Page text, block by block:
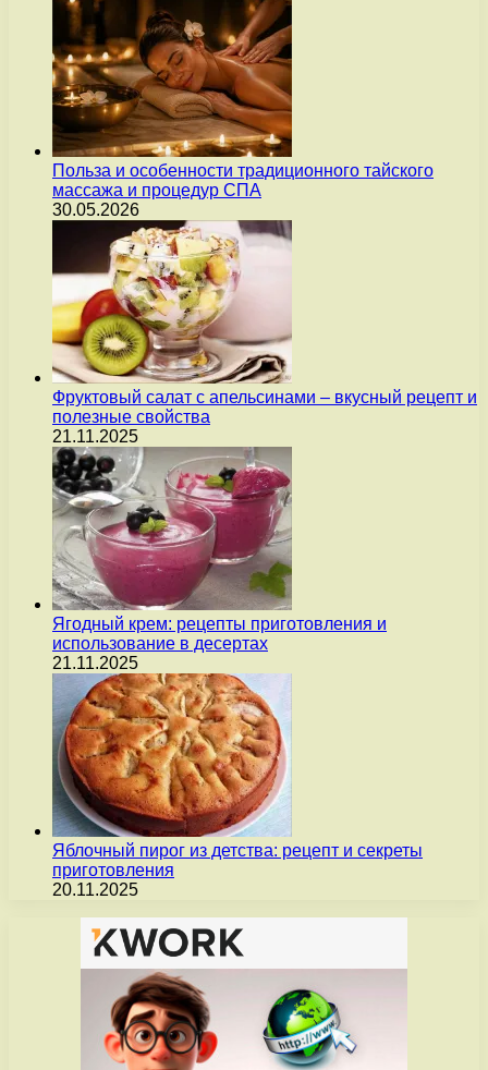
Польза и особенности традиционного тайского
массажа и процедур СПА
30.05.2026
Фруктовый салат с апельсинами – вкусный рецепт и
полезные свойства
21.11.2025
Ягодный крем: рецепты приготовления и
использование в десертах
21.11.2025
Яблочный пирог из детства: рецепт и секреты
приготовления
20.11.2025